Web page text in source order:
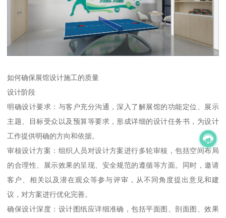
如何确保展馆设计施工的质量
设计阶段
明确设计要求：与客户充分沟通，深入了解展馆的功能定位、展示
主题、目标受众以及预算等要求，形成详细的设计任务书，为设计
工作提供明确的方向和依据。
审核设计方案：组织人员对设计方案进行多轮审核，包括空间布局
的合理性、展示效果的呈现、安全规范的遵循等方面。同时，邀请
客户、相关以及潜在观众等参与评审，从不同角度提出意见和建
议，对方案进行优化完善。
确保设计深度：设计图纸应详细准确，包括平面图、剖面图、效果